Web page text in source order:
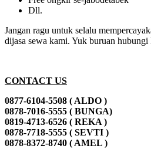
Dll.
Jangan ragu untuk selalu
dijasa sewa kami. Yuk buruan hubungi
CONTACT US
0877-6104-5508 ( ALDO )
0878-7016-5555 ( BUNGA)
0819-4713-6526 ( REKA )
0878-7718-5555 ( SEVTI )
0878-8372-8740 ( AMEL )